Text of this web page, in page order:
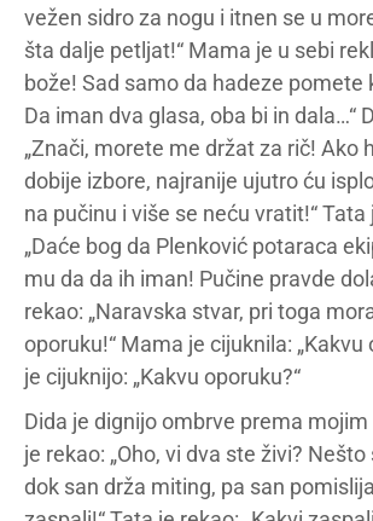
vežen sidro za nogu i itnen se u
šta dalje petljat!“ Mama je u sebi
bože! Sad samo da hadeze pomete
Da iman dva glasa, oba bi in dala…“
„Znači, morete me držat za rič! Ako
dobije izbore, najranije ujutro ću
na pučinu i više se neću vratit!“ Tata
„Daće bog da Plenković potaraca
mu da da ih iman! Pučine pravde
rekao: „Naravska stvar, pri toga
oporuku!“ Mama je cijuknila: „Kakvu
je cijuknijo: „Kakvu oporuku?“
Dida je dignijo ombrve prema
je rekao: „Oho, vi dva ste živi?
dok san drža miting, pa san